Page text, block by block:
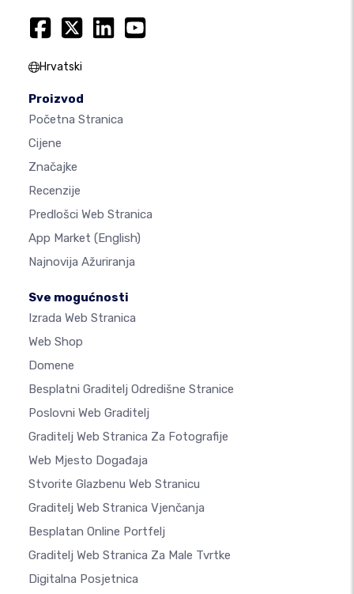
Hrvatski
Proizvod
Početna Stranica
Cijene
Značajke
Recenzije
Predlošci Web Stranica
App Market (English)
Najnovija Ažuriranja
Sve mogućnosti
Izrada Web Stranica
Web Shop
Domene
Besplatni Graditelj Odredišne Stranice
Poslovni Web Graditelj
Graditelj Web Stranica Za Fotografije
Web Mjesto Događaja
Stvorite Glazbenu Web Stranicu
Graditelj Web Stranica Vjenčanja
Besplatan Online Portfelj
Graditelj Web Stranica Za Male Tvrtke
Digitalna Posjetnica